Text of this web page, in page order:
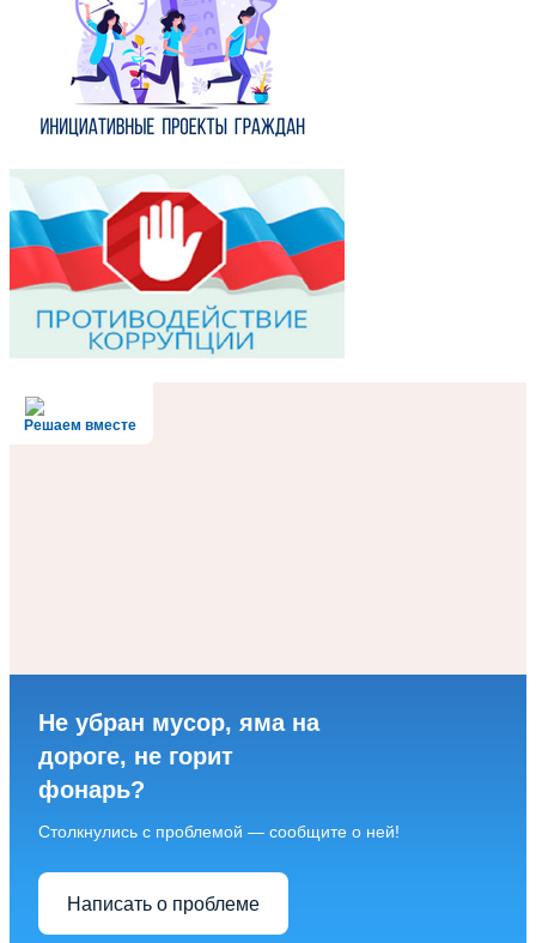
Решаем вместе
Не убран мусор, яма на
дороге, не горит
фонарь?
Столкнулись с проблемой — сообщите о ней!
Написать о проблеме